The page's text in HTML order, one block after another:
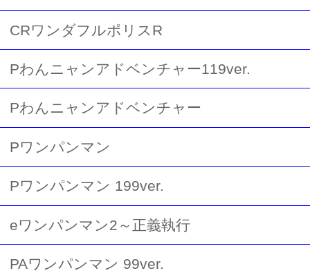
CRワンダフルポリスR
Pわんニャンアドベンチャー119ver.
Pわんニャンアドベンチャー
Pワンパンマン
Pワンパンマン 199ver.
eワンパンマン2～正義執行
PAワンパンマン 99ver.